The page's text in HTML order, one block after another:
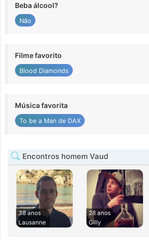
Beba álcool?
Não
Filme favorito
Blood Diamonds
Música favorita
To be a Man de DAX
Encontros homem Vaud
38 anos
Lausanne
28 anos
Gilly